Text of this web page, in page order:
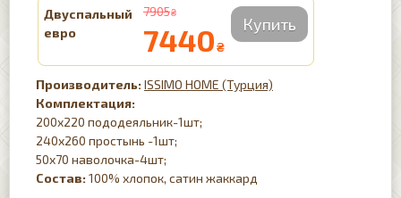
Двуспальный
евро
7905₴
7440₴
ISSIMO HOME (Турция)
Комплектация:
200х220 пододеяльник-1шт;
240х260 простынь -1шт;
50х70 наволочка-4шт;
Состав: 100% хлопок, сатин жаккард